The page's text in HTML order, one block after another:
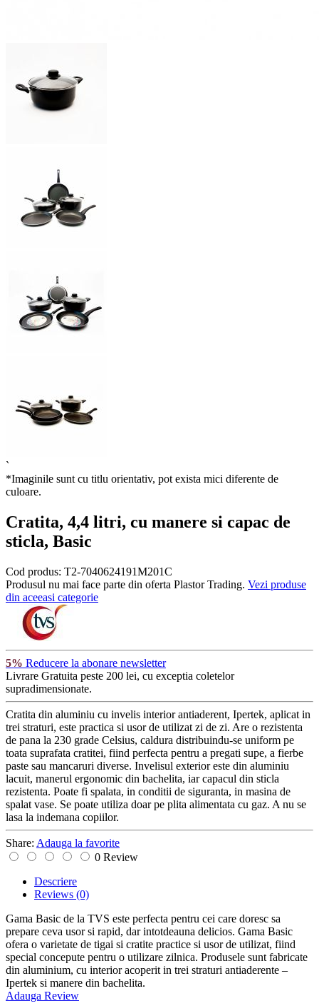
`
*Imaginile sunt cu titlu orientativ, pot exista mici diferente de
culoare.
Cratita, 4,4 litri, cu manere si capac de
sticla, Basic
Cod produs: T2-7040624191M201C
Produsul nu mai face parte din oferta Plastor Trading. Vezi produse
din aceeasi categorie
5% Reducere la abonare newsletter
Livrare Gratuita peste 200 lei, cu exceptia coletelor
supradimensionate.
Cratita din aluminiu cu invelis interior antiaderent, Ipertek, aplicat in
trei straturi, este practica si usor de utilizat zi de zi. Are o rezistenta
de pana la 230 grade Celsius, caldura distribuindu-se uniform pe
toata suprafata cratitei, fiind perfecta pentru a pregati supe, a fierbe
paste sau mancaruri diverse. Invelisul exterior este din aluminiu
lacuit, manerul ergonomic din bachelita, iar capacul din sticla
rezistenta. Poate fi spalata, in conditii de siguranta, in masina de
spalat vase. Se poate utiliza doar pe plita alimentata cu gaz. A nu se
lasa la indemana copiilor.
Share: Adauga la favorite
0 Review
Descriere
Reviews (0)
Gama Basic de la TVS este perfecta pentru cei care doresc sa
prepare ceva usor si rapid, dar intotdeauna delicios. Gama Basic
ofera o varietate de tigai si cratite practice si usor de utilizat, fiind
special concepute pentru o utilizare zilnica. Produsele sunt fabricate
din aluminium, cu interior acoperit in trei straturi antiaderente –
Ipertek si manere din bachelita.
Adauga Review